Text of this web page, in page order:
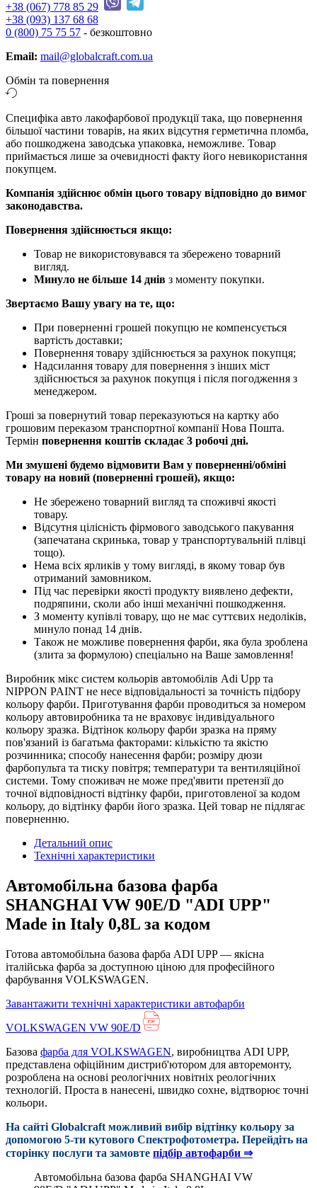
+38 (067) 778 85 29
+38 (093) 137 68 68
0 (800) 75 75 57 - безкоштовно
Email: mail@globalcraft.com.ua
Обмін та повернення
Специфіка авто лакофарбової продукції така, що повернення
більшої частини товарів, на яких відсутня герметична пломба,
або пошкоджена заводська упаковка, неможливе. Товар
приймається лише за очевидності факту його невикористання
покупцем.
Компанія здійснює обмін цього товару відповідно до вимог
законодавства.
Повернення здійснюється якщо:
Товар не використовувався та збережено товарний
вигляд.
Минуло не більше 14 днів з моменту покупки.
Звертаємо Вашу увагу на те, що:
При поверненні грошей покупцю не компенсується
вартість доставки;
Повернення товару здійснюється за рахунок покупця;
Надсилання товару для повернення з інших міст
здійснюється за рахунок покупця і після погодження з
менеджером.
Гроші за повернутий товар переказуються на картку або
грошовим переказом транспортної компанії Нова Пошта.
Термін повернення коштів складає 3 робочі дні.
Ми змушені будемо відмовити Вам у поверненні/обміні
товару на новий (поверненні грошей), якщо:
Не збережено товарний вигляд та споживчі якості
товару.
Відсутня цілісність фірмового заводського пакування
(запечатана скринька, товар у транспортувальній плівці
тощо).
Нема всіх ярликів у тому вигляді, в якому товар був
отриманий замовником.
Під час перевірки якості продукту виявлено дефекти,
подряпини, сколи або інші механічні пошкодження.
З моменту купівлі товару, що не має суттєвих недоліків,
минуло понад 14 днів.
Також не можливе повернення фарби, яка була зроблена
(злита за формулою) спеціально на Ваше замовлення!
Виробник мікс систем кольорів автомобілів Adi Upp та
NIPPON PAINT не несе відповідальності за точність підбору
кольору фарби. Приготування фарби проводиться за номером
кольору автовиробника та не враховує індивідуального
кольору зразка. Відтінок кольору фарби зразка на пряму
пов'язаний із багатьма факторами: кількістю та якістю
розчинника; способу нанесення фарби; розміру дюзи
фарбопульта та тиску повітря; температури та вентиляційної
системи. Тому споживач не може пред'явити претензії до
точної відповідності відтінку фарби, приготовленої за кодом
кольору, до відтінку фарби його зразка. Цей товар не підлягає
поверненню.
Детальний опис
Технічні характеристики
Автомобільна базова фарба
SHANGHAI VW 90E/D "ADI UPP"
Made in Italy 0,8L за кодом
Готова автомобільна базова фарба ADI UPP — якісна
італійська фарба за доступною ціною для професійного
фарбування VOLKSWAGEN.
Завантажити технічні характеристики автофарби
VOLKSWAGEN VW 90E/D
Базова фарба для VOLKSWAGEN, виробництва ADI UPP,
представлена офіційним дистриб'ютором для авторемонту,
розроблена на основі реологічних новітніх реологічних
технологій. Проста в нанесені, швидко сохне, відтворює точні
кольори.
На сайті Globalcraft можливий вибір відтінку кольору за
допомогою 5-ти кутового Cпектрофотометра. Перейдіть на
сторінку послуги та замовте підбір автофарби ⇒
Автомобільна базова фарба SHANGHAI VW